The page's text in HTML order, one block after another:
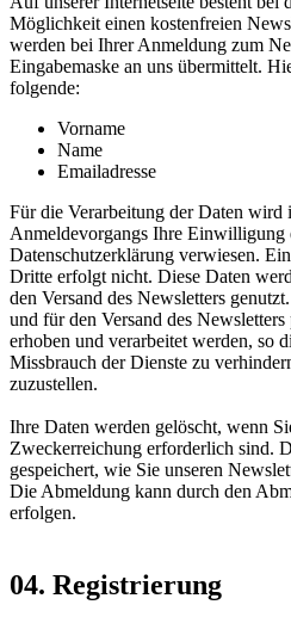
Möglichkeit einen kostenfreien
werden bei Ihrer Anmeldung zum
Eingabemaske an uns übermittelt.
folgende:
Vorname
Name
Emailadresse
Für die Verarbeitung der Daten wird
Anmeldevorgangs Ihre Einwilligung
Datenschutzerklärung verwiesen.
Dritte erfolgt nicht. Diese Daten
den Versand des Newsletters
und für den Versand des Newsletters
erhoben und verarbeitet werden, so
Missbrauch der Dienste zu
zuzustellen.
Ihre Daten werden gelöscht, wenn
Zweckerreichung erforderlich sind.
gespeichert, wie Sie unseren
Die Abmeldung kann durch den
erfolgen.
04. Registrierung